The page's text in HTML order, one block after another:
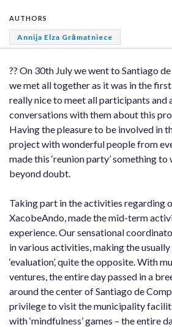
AUTHORS
Annija Elza Grāmatniece
?? On 30th July we went to Santiago
we met all together as it was in the
really nice to meet all participants and
conversations with them about this
Having the pleasure to be involved in
project with wonderful people from
made this ‘reunion party’ something
beyond doubt.
Taking part in the activities regarding
XacobeAndo, made the mid-term
experience. Our sensational
in various activities, making the
‘evaluation’, quite the opposite. With
ventures, the entire day passed in a
around the center of Santiago de
privilege to visit the municipality
with ‘mindfulness’ games – the entire